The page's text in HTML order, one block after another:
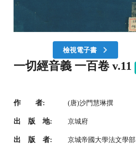
檢視電子書
一切經音義 一百卷 v.11
作 者: (唐)沙門慧琳撰
出 版 地: 京城府
出 版 者: 京城帝國大學法文學部